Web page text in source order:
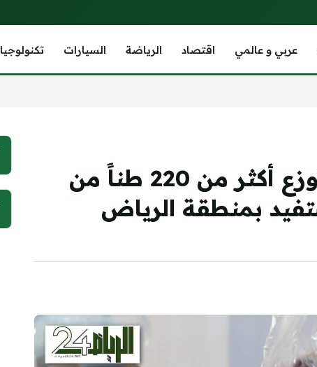
عربي و عالمي اقتصاد الرياضة السيارات تكنولوجيا
مبادرة «ثلث الأضحية» توزع أكثر من 220 طناً من